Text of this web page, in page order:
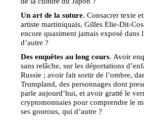
Un art de la suture. Consacrer texte
artiste martiniquais, Gilles Elie-Dit-
encore quasiment jamais exposé dans
d’autre ?
Des enquêtes au long cours. Avoir
sans relâche, sur les déportations
Russie ; avoir fait sortir de l’ombre,
Trumpland, des personnages dont
parle aujourd’hui, et avoir gratté le
cryptomonnaies pour comprendre le
ses gourous, qui d’autre ?